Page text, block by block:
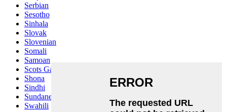
Serbian
Sesotho
Sinhala
Slovak
Slovenian
Somali
Samoan
Scots Gaelic
Shona
Sindhi
Sundanese
Swahili